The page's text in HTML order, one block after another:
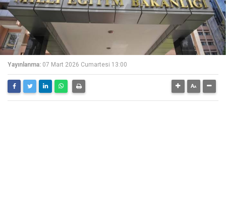
Yayınlanma: 07 Mart 2026 Cumartesi 13:00